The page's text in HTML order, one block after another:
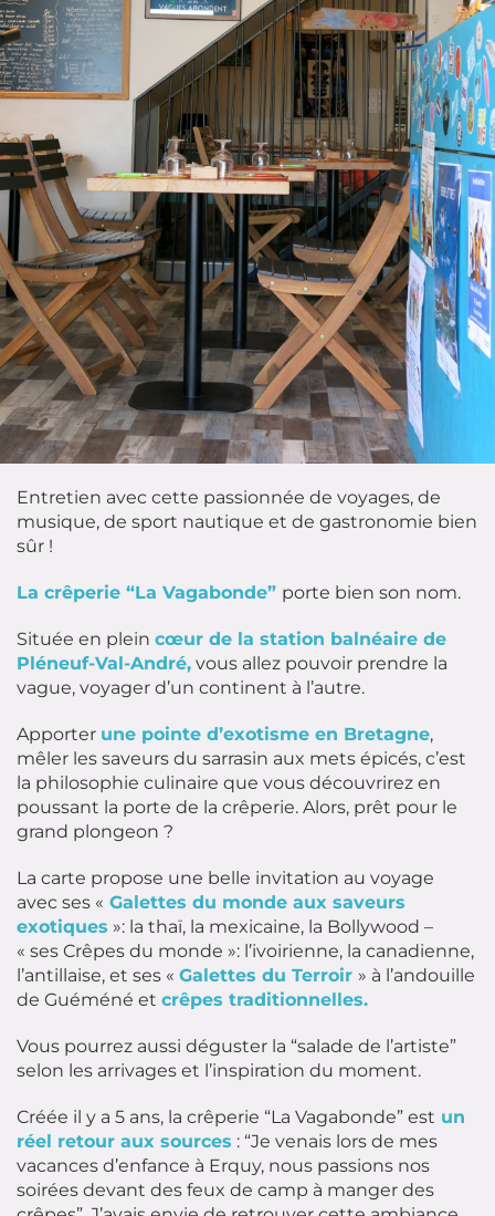
Entretien avec cette passionnée de voyages, de
musique, de sport nautique et de gastronomie bien
sûr !
La crêperie “La Vagabonde” porte bien son nom.
Située en plein cœur de la station balnéaire de
Pléneuf-Val-André, vous allez pouvoir prendre la
vague, voyager d’un continent à l’autre.
Apporter une pointe d’exotisme en Bretagne,
mêler les saveurs du sarrasin aux mets épicés, c’est
la philosophie culinaire que vous découvrirez en
poussant la porte de la crêperie. Alors, prêt pour le
grand plongeon ?
La carte propose une belle invitation au voyage
avec ses « Galettes du monde aux saveurs
exotiques »: la thaï, la mexicaine, la Bollywood –
« ses Crêpes du monde »: l’ivoirienne, la canadienne,
l’antillaise, et ses « Galettes du Terroir » à l’andouille
de Guéméné et crêpes traditionnelles.
Vous pourrez aussi déguster la “salade de l’artiste”
selon les arrivages et l’inspiration du moment.
Créée il y a 5 ans, la crêperie “La Vagabonde” est un
réel retour aux sources : “Je venais lors de mes
vacances d’enfance à Erquy, nous passions nos
soirées devant des feux de camp à manger des